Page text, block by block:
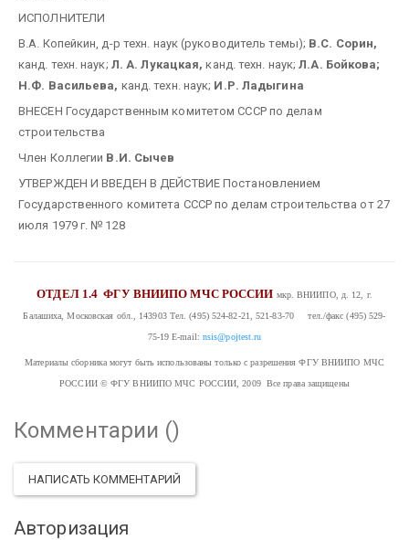
ИСПОЛНИТЕЛИ
В.А. Копейкин, д-р техн. наук (руководитель темы); В.С. Сорин,
канд. техн. наук; Л. А. Лукацкая,канд. техн. наук; Л.А. Бойкова;
Н.Ф. Васильева, канд. техн. наук; И.Р. Ладыгина
ВНЕСЕН Государственным комитетом СССР по делам
строительства
Член Коллегии В.И. Сычев
УТВЕРЖДЕН И ВВЕДЕН В ДЕЙСТВИЕ Постановлением
Государственного комитета СССР по делам строительства от 27
июля 1979 г. № 128
ОТДЕЛ 1.4ФГУ ВНИИПО МЧС РОССИИ мкр. ВНИИПО, д. 12, г.
Балашиха, Московская обл., 143903Тел. (495) 524-82-21, 521-83-70 тел./факс (495) 529-
75-19 E-mail: nsis@pojtest.ru
Материалы сборника могут быть использованы только с разрешения ФГУ ВНИИПО МЧС
РОССИИ© ФГУ ВНИИПО МЧС РОССИИ, 2009 Все права защищены
Комментарии ()
НАПИСАТЬ КОММЕНТАРИЙ
Авторизация